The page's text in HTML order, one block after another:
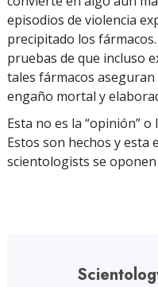
episodios de violencia
precipitado los
pruebas de que incluso
tales fármacos
engaño mortal y
Esta no es la “opinión” o
Estos son hechos y esta
scientologists se